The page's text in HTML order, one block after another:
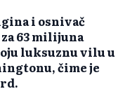
i osnivač
63 milijuna
luksuznu vilu u
čime je